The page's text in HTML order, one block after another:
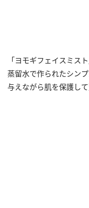
「ヨモギフェイスミス
蒸留水で作られたシン
与えながら肌を保護して